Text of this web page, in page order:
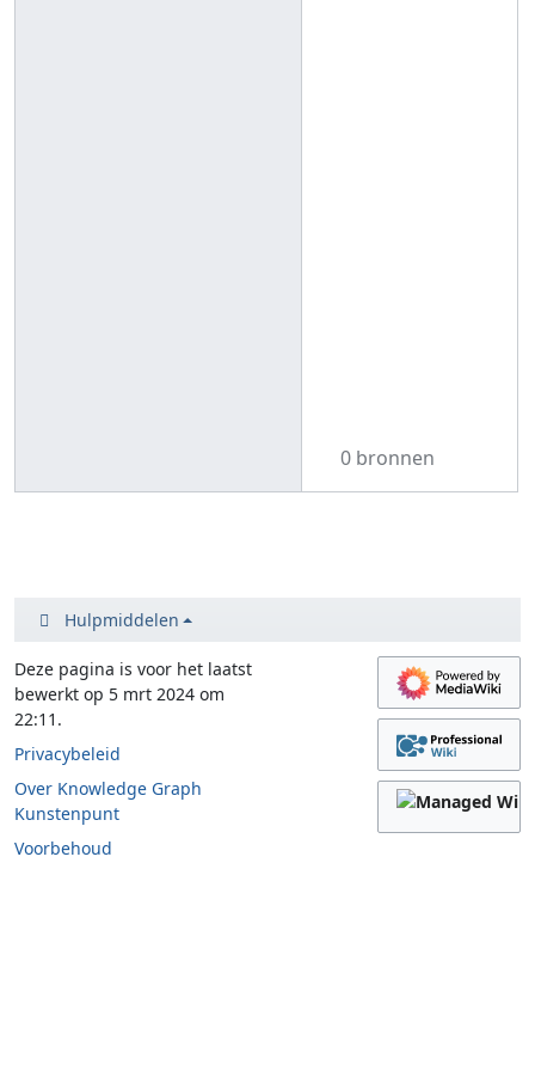
0 bronnen
Hulpmiddelen
Deze pagina is voor het laatst
bewerkt op 5 mrt 2024 om
22:11.
Privacybeleid
Over Knowledge Graph
Kunstenpunt
Voorbehoud